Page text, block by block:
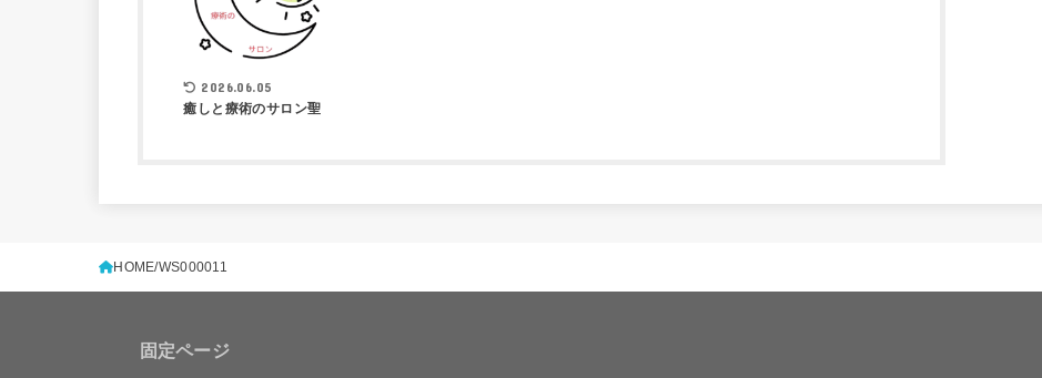
2026.06.05
癒しと療術のサロン聖
HOME WS000011
固定ページ